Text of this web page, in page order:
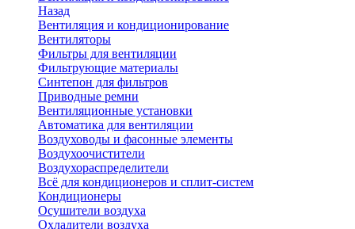
Назад
Вентиляция и кондиционирование
Вентиляторы
Фильтры для вентиляции
Фильтрующие материалы
Синтепон для фильтров
Приводные ремни
Вентиляционные установки
Автоматика для вентиляции
Воздуховоды и фасонные элементы
Воздухоочистители
Воздухораспределители
Всё для кондиционеров и сплит-систем
Кондиционеры
Осушители воздуха
Охладители воздуха